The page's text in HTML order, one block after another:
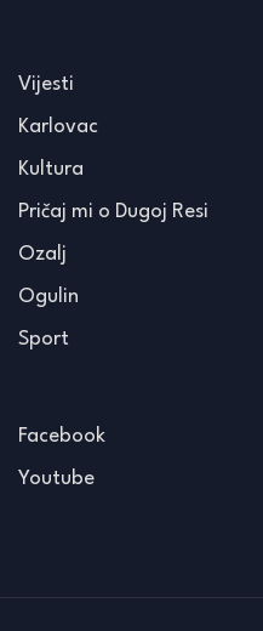
Vijesti
Karlovac
Kultura
Pričaj mi o Dugoj Resi
Ozalj
Ogulin
Sport
Facebook
Youtube